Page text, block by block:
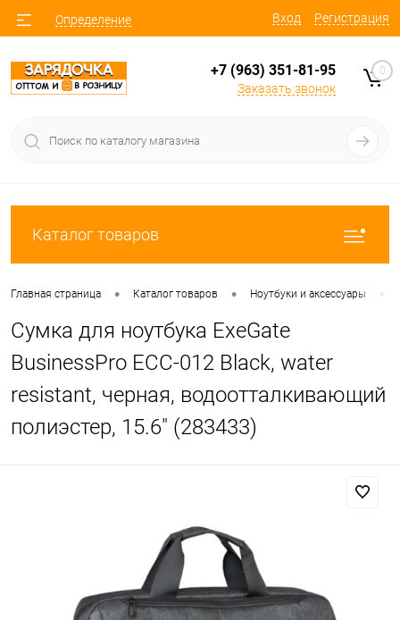
Вход Регистрация
Определение
+7 (963) 351-81-95
Заказать звонок
0
Каталог товаров
Главная страница • Каталог товаров • Ноутбуки и аксессуары •
Сумка для ноутбука ExeGate
BusinessPro EСС-012 Black, water
resistant, черная, водоотталкивающий
полиэстер, 15.6" (283433)